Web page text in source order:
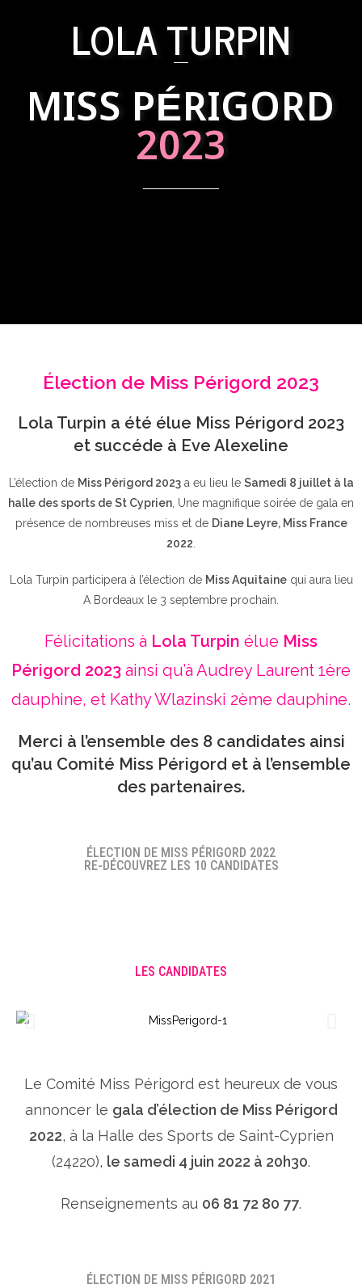
LOLA TURPIN
MISS PÉRIGORD
2023
Élection de Miss Périgord 2023
Lola Turpin a été élue Miss Périgord 2023
et succéde à Eve Alexeline
L’élection de Miss Périgord 2023a eu lieu le Samedi 8 juillet à la
halle des sports de St Cyprien , Une magnifique soirée de gala en
présence de nombreuses miss et de Diane Leyre, Miss France
2022
Lola Turpin participera à l’élection de Miss Aquitainequi aura lieu
A Bordeaux le 3 septembre prochain.
Félicitations à Lola Turpin élue Miss
Périgord 2023 ainsi qu’à Audrey Laurent 1ère
dauphine, et Kathy Wlazinski 2ème dauphine.
Merci à l’ensemble des 8 candidates ainsi
qu’au Comité Miss Périgord et à l’ensemble
des partenaires.
ÉLECTION DE MISS PÉRIGORD 2022
RE-DÉCOUVREZ LES 10 CANDIDATES
LES CANDIDATES
Le Comité Miss Périgord est heureux de vous
annoncer le gala d’élection de Miss Périgord
2022, à la Halle des Sports de Saint-Cyprien
(24220), le samedi 4 juin 2022 à 20h30.
Renseignements au 06 81 72 80 77.
ÉLECTION DE MISS PÉRIGORD 2021